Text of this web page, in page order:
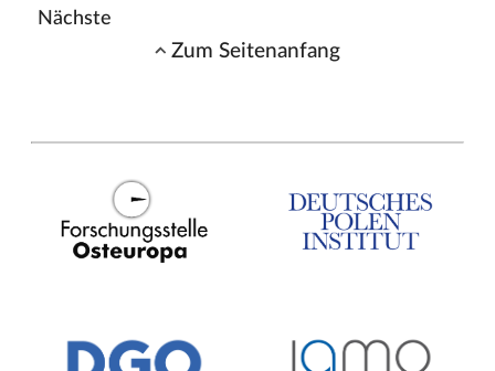
Nächste
Zum Seitenanfang